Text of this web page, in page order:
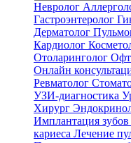
Невролог
Гастроэнтеролог
Дерматолог
Кардиолог
Отоларинголог
Онлайн
Ревматолог
УЗИ-диагностика
Хирург
Имплантация зубов
кариеса Лечение